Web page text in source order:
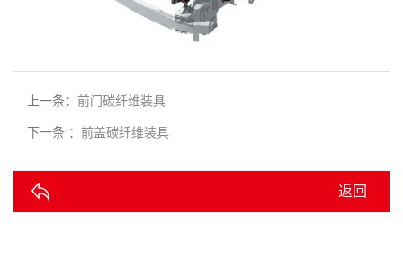
上一条： 前门碳纤维装具
下一条 ： 前盖碳纤维装具
返回